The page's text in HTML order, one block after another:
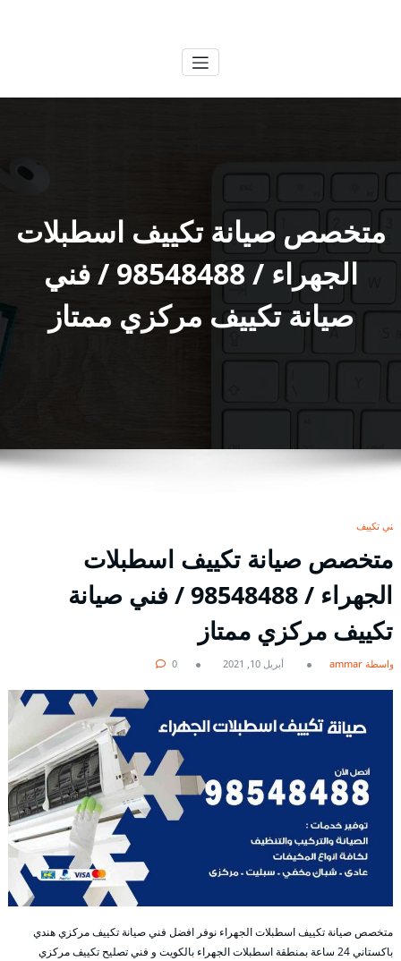
متخصص صيانة تكييف اسطبلات
الجهراء / 98548488 / فني
صيانة تكييف مركزي ممتاز
فني تكييف
متخصص صيانة تكييف اسطبلات
الجهراء / 98548488 / فني صيانة
تكييف مركزي ممتاز
بواسطة ammar أبريل 10, 2021 0
متخصص صيانة تكييف اسطبلات الجهراء نوفر افضل فني صيانة تكييف مركزي هندي
باكستاني 24 ساعة بمنطقة اسطبلات الجهراء بالكويت و فني تصليح تكييف مركزي